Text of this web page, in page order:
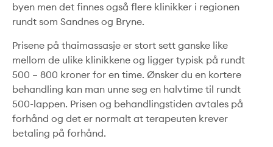
byen men det finnes også flere klinikker i regionen
rundt som Sandnes og Bryne.
Prisene på thaimassasje er stort sett ganske like
mellom de ulike klinikkene og ligger typisk på rundt
500 – 800 kroner for en time. Ønsker du en kortere
behandling kan man unne seg en halvtime til rundt
500-lappen. Prisen og behandlingstiden avtales på
forhånd og det er normalt at terapeuten krever
betaling på forhånd.